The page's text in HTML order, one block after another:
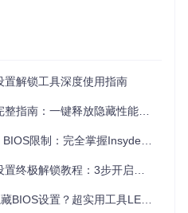
项参数
自动完成
置解锁工具深度使用指南
指南：一键释放隐藏性能设置
：完全掌握Insyde高级设置解锁工具
极解锁教程：3步开启高级功能
深度测评 🚀